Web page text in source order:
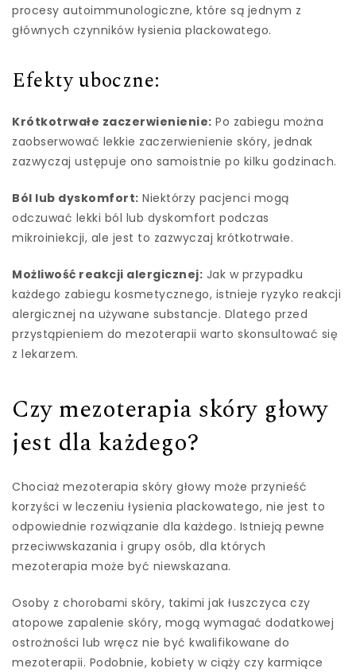
procesy autoimmunologiczne, które są jednym z
głównych czynników łysienia plackowatego.
Efekty uboczne:
Krótkotrwałe zaczerwienienie: Po zabiegu można
zaobserwować lekkie zaczerwienienie skóry, jednak
zazwyczaj ustępuje ono samoistnie po kilku godzinach.
Ból lub dyskomfort: Niektórzy pacjenci mogą
odczuwać lekki ból lub dyskomfort podczas
mikroiniekcji, ale jest to zazwyczaj krótkotrwałe.
Możliwość reakcji alergicznej: Jak w przypadku
każdego zabiegu kosmetycznego, istnieje ryzyko reakcji
alergicznej na używane substancje. Dlatego przed
przystąpieniem do mezoterapii warto skonsultować się
z lekarzem.
Czy mezoterapia skóry głowy
jest dla każdego?
Chociaż mezoterapia skóry głowy może przynieść
korzyści w leczeniu łysienia plackowatego, nie jest to
odpowiednie rozwiązanie dla każdego. Istnieją pewne
przeciwwskazania i grupy osób, dla których
mezoterapia może być niewskazana.
Osoby z chorobami skóry, takimi jak łuszczyca czy
atopowe zapalenie skóry, mogą wymagać dodatkowej
ostrożności lub wręcz nie być kwalifikowane do
mezoterapii. Podobnie, kobiety w ciąży czy karmiące